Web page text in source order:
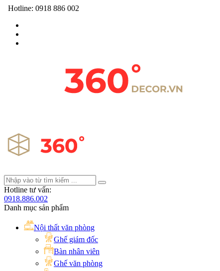
Hotline: 0918 886 002
Hotline tư vấn:
0918.886.002
Danh mục sản phẩm
Nội thất văn phòng
Ghế giám đốc
Bàn nhân viên
Ghế văn phòng